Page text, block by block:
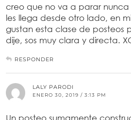
creo que no va a parar nunca
les llega desde otro lado, en
gustan esta clase de posteos
dije, sos muy clara y directa.
RESPONDER
LALY PARODI
ENERO 30, 2019 / 3:13 PM
Un posteo sumamente